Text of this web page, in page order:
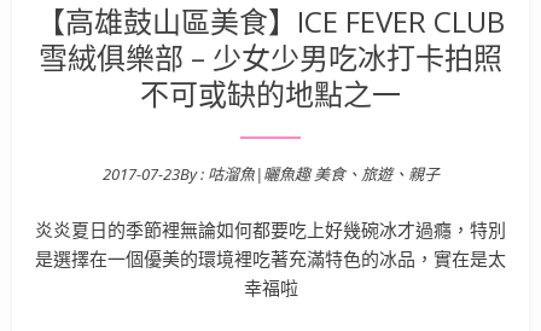
【高雄鼓山區美食】ICE FEVER CLUB
雪絨俱樂部 – 少女少男吃冰打卡拍照
不可或缺的地點之一
Posted on
2017-07-23By : 咕溜魚|曬魚趣 美食、旅遊、親子
炎炎夏日的季節裡無論如何都要吃上好幾碗冰才過癮，特別
是選擇在一個優美的環境裡吃著充滿特色的冰品，實在是太
幸福啦